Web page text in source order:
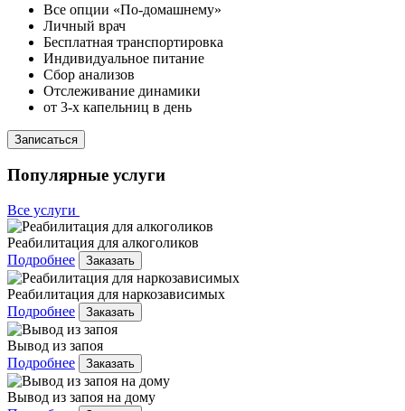
Все опции «По-домашнему»
Личный врач
Бесплатная транспортировка
Индивидуальное питание
Сбор анализов
Отслеживание динамики
от 3-х капельниц в день
Записаться
Популярные услуги
Все услуги
Реабилитация для алкоголиков
Подробнее
Заказать
Реабилитация для наркозависимых
Подробнее
Заказать
Вывод из запоя
Подробнее
Заказать
Вывод из запоя на дому